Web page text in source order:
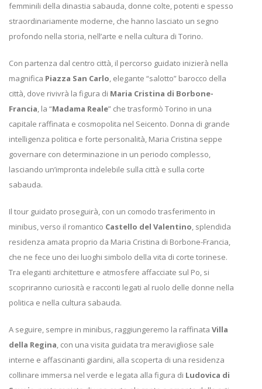
femminili della dinastia sabauda, donne colte, potenti e spesso
straordinariamente moderne, che hanno lasciato un segno
profondo nella storia, nell’arte e nella cultura di Torino.
Con partenza dal centro città, il percorso guidato inizierà nella
magnifica Piazza San Carlo, elegante “salotto” barocco della
città, dove rivivrà la figura di Maria Cristina di Borbone-
Francia, la “Madama Reale” che trasformò Torino in una
capitale raffinata e cosmopolita nel Seicento. Donna di grande
intelligenza politica e forte personalità, Maria Cristina seppe
governare con determinazione in un periodo complesso,
lasciando un’impronta indelebile sulla città e sulla corte
sabauda.
Il tour guidato proseguirà, con un comodo trasferimento in
minibus, verso il romantico Castello del Valentino, splendida
residenza amata proprio da Maria Cristina di Borbone-Francia,
che ne fece uno dei luoghi simbolo della vita di corte torinese.
Tra eleganti architetture e atmosfere affacciate sul Po, si
scopriranno curiosità e racconti legati al ruolo delle donne nella
politica e nella cultura sabauda.
A seguire, sempre in minibus, raggiungeremo la raffinata Villa
della Regina, con una visita guidata tra meravigliose sale
interne e affascinanti giardini, alla scoperta di una residenza
collinare immersa nel verde e legata alla figura di Ludovica di